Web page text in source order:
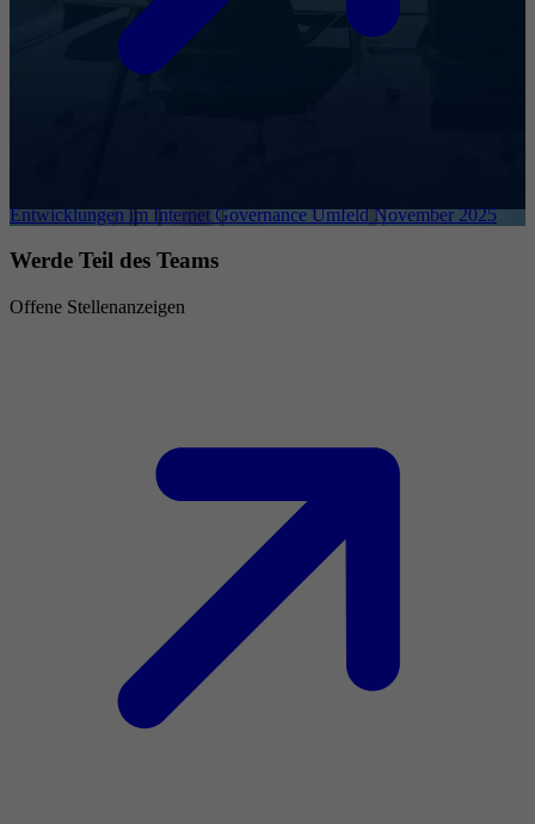
Entwicklungen im Internet Governance Umfeld November 2025
Werde Teil des Teams
Offene Stellenanzeigen